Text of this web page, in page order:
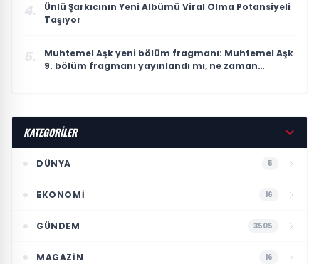
4.
Ünlü Şarkıcının Yeni Albümü Viral Olma Potansiyeli
Taşıyor
5.
Muhtemel Aşk yeni bölüm fragmanı: Muhtemel Aşk
9. bölüm fragmanı yayınlandı mı, ne zaman
KATEGORİLER
DÜNYA 5
EKONOMI 16
GÜNDEM 3505
MAGAZIN 16